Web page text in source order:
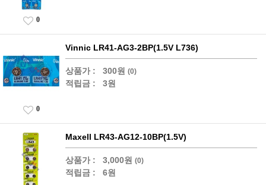
0
Vinnic LR41-AG3-2BP(1.5V L736)
상품가 : 300원 (0)
적립금 : 3원
0
Maxell LR43-AG12-10BP(1.5V)
상품가 : 3,000원 (0)
적립금 : 6원